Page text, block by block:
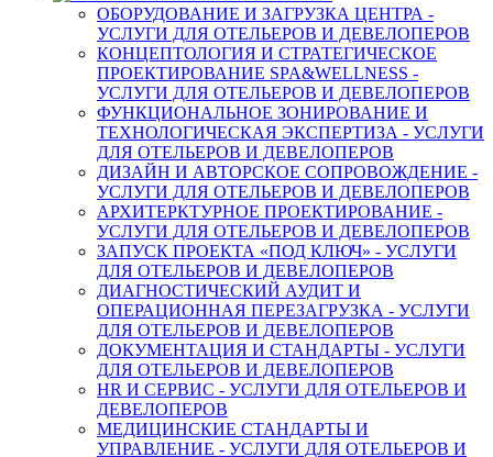
ОБОРУДОВАНИЕ И ЗАГРУЗКА ЦЕНТРА -
УСЛУГИ ДЛЯ ОТЕЛЬЕРОВ И ДЕВЕЛОПЕРОВ
КОНЦЕПТОЛОГИЯ И СТРАТЕГИЧЕСКОЕ
ПРОЕКТИРОВАНИЕ SPA&WELLNESS -
УСЛУГИ ДЛЯ ОТЕЛЬЕРОВ И ДЕВЕЛОПЕРОВ
ФУНКЦИОНАЛЬНОЕ ЗОНИРОВАНИЕ И
ТЕХНОЛОГИЧЕСКАЯ ЭКСПЕРТИЗА - УСЛУГИ
ДЛЯ ОТЕЛЬЕРОВ И ДЕВЕЛОПЕРОВ
ДИЗАЙН И АВТОРСКОЕ СОПРОВОЖДЕНИЕ -
УСЛУГИ ДЛЯ ОТЕЛЬЕРОВ И ДЕВЕЛОПЕРОВ
АРХИТЕРКТУРНОЕ ПРОЕКТИРОВАНИЕ -
УСЛУГИ ДЛЯ ОТЕЛЬЕРОВ И ДЕВЕЛОПЕРОВ
ЗАПУСК ПРОЕКТА «ПОД КЛЮЧ» - УСЛУГИ
ДЛЯ ОТЕЛЬЕРОВ И ДЕВЕЛОПЕРОВ
ДИАГНОСТИЧЕСКИЙ АУДИТ И
ОПЕРАЦИОННАЯ ПЕРЕЗАГРУЗКА - УСЛУГИ
ДЛЯ ОТЕЛЬЕРОВ И ДЕВЕЛОПЕРОВ
ДОКУМЕНТАЦИЯ И СТАНДАРТЫ - УСЛУГИ
ДЛЯ ОТЕЛЬЕРОВ И ДЕВЕЛОПЕРОВ
HR И СЕРВИС - УСЛУГИ ДЛЯ ОТЕЛЬЕРОВ И
ДЕВЕЛОПЕРОВ
МЕДИЦИНСКИЕ СТАНДАРТЫ И
УПРАВЛЕНИЕ - УСЛУГИ ДЛЯ ОТЕЛЬЕРОВ И